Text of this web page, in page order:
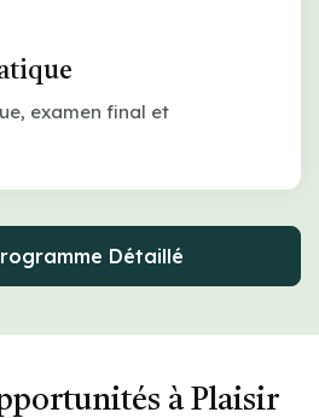
examen final et
Détaillé
à Plaisir